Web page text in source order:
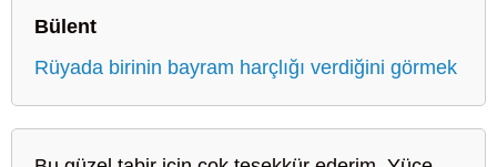
Bülent
Rüyada birinin bayram harçlığı verdiğini görmek